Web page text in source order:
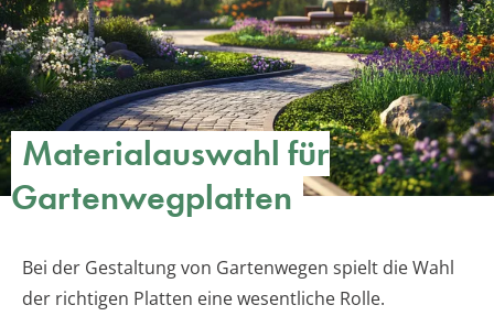
Materialauswahl für
Gartenwegplatten
Bei der Gestaltung von Gartenwegen spielt die Wahl
der richtigen Platten eine wesentliche Rolle.